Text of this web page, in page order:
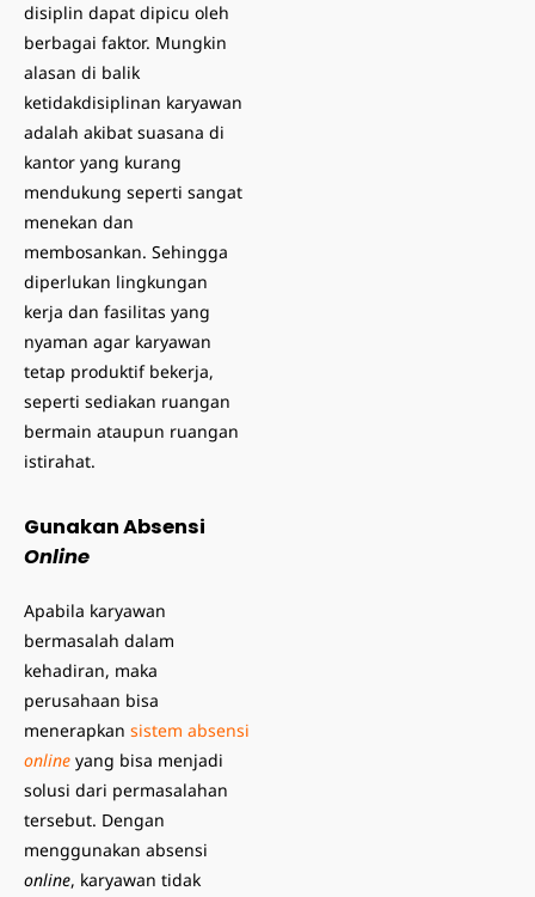
disiplin dapat dipicu oleh
berbagai faktor. Mungkin
alasan di balik
ketidakdisiplinan karyawan
adalah akibat suasana di
kantor yang kurang
mendukung seperti sangat
menekan dan
membosankan. Sehingga
diperlukan lingkungan
kerja dan fasilitas yang
nyaman agar karyawan
tetap produktif bekerja,
seperti sediakan ruangan
bermain ataupun ruangan
istirahat.
Gunakan Absensi
Online
Apabila karyawan
bermasalah dalam
kehadiran, maka
perusahaan bisa
menerapkan sistem absensi
online yang bisa menjadi
solusi dari permasalahan
tersebut. Dengan
menggunakan absensi
online, karyawan tidak